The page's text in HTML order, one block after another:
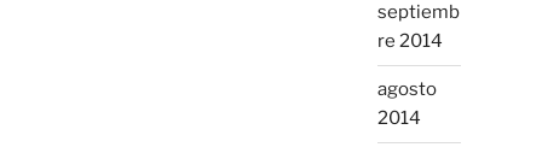
septiemb
re 2014
agosto
2014